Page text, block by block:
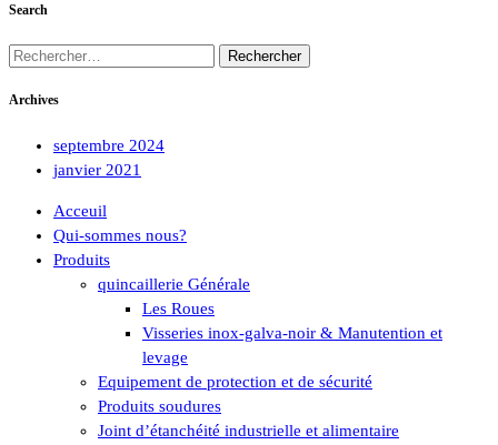
Search
Rechercher :
Archives
septembre 2024
janvier 2021
Acceuil
Qui-sommes nous?
Produits
quincaillerie Générale
Les Roues
Visseries inox-galva-noir & Manutention et
levage
Equipement de protection et de sécurité
Produits soudures
Joint d’étanchéité industrielle et alimentaire